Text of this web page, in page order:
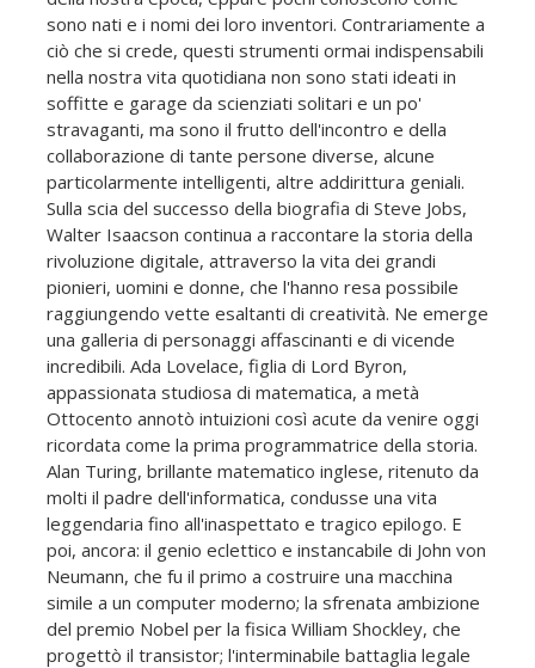
sono nati e i nomi dei loro inventori. Contrariamente a
ciò che si crede, questi strumenti ormai indispensabili
nella nostra vita quotidiana non sono stati ideati in
soffitte e garage da scienziati solitari e un po'
stravaganti, ma sono il frutto dell'incontro e della
collaborazione di tante persone diverse, alcune
particolarmente intelligenti, altre addirittura geniali.
Sulla scia del successo della biografia di Steve Jobs,
Walter Isaacson continua a raccontare la storia della
rivoluzione digitale, attraverso la vita dei grandi
pionieri, uomini e donne, che l'hanno resa possibile
raggiungendo vette esaltanti di creatività. Ne emerge
una galleria di personaggi affascinanti e di vicende
incredibili. Ada Lovelace, figlia di Lord Byron,
appassionata studiosa di matematica, a metà
Ottocento annotò intuizioni così acute da venire oggi
ricordata come la prima programmatrice della storia.
Alan Turing, brillante matematico inglese, ritenuto da
molti il padre dell'informatica, condusse una vita
leggendaria fino all'inaspettato e tragico epilogo. E
poi, ancora: il genio eclettico e instancabile di John von
Neumann, che fu il primo a costruire una macchina
simile a un computer moderno; la sfrenata ambizione
del premio Nobel per la fisica William Shockley, che
progettò il transistor; l'interminabile battaglia legale